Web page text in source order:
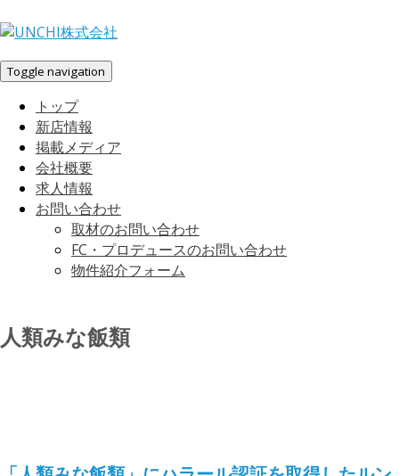
Toggle navigation
トップ
新店情報
掲載メディア
会社概要
求人情報
お問い合わせ
取材のお問い合わせ
FC・プロデュースのお問い合わせ
物件紹介フォーム
人類みな飯類